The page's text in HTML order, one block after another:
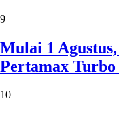
9
Mulai 1
Pertamax
10